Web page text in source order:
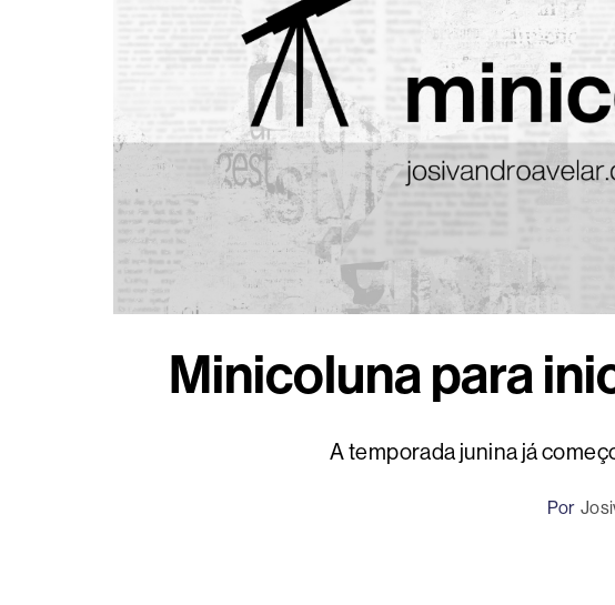
Minicoluna para
A temporada junina já
Por